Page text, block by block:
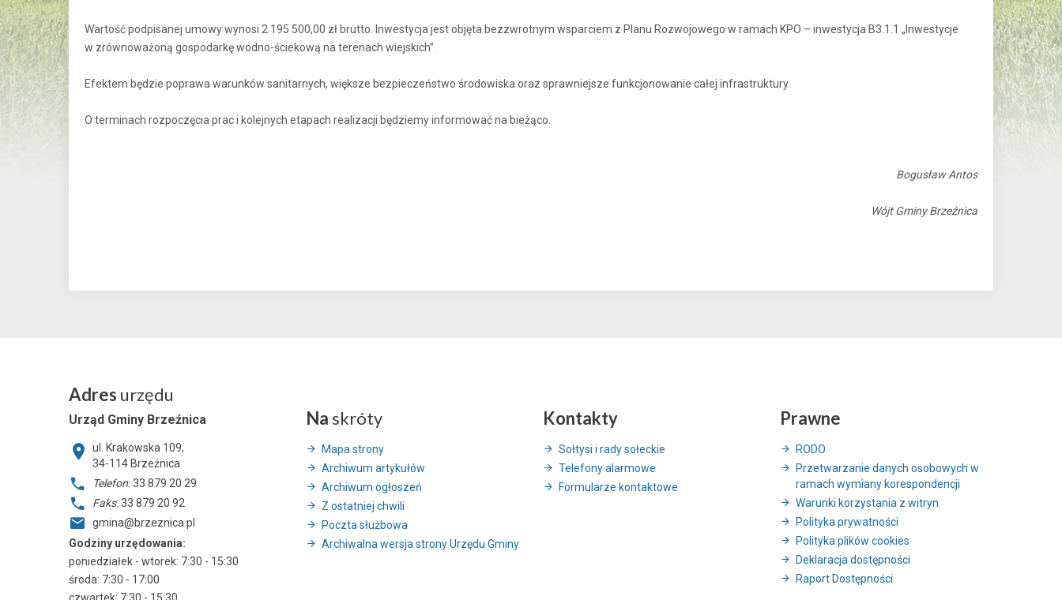
Wartość podpisanej umowy wynosi 2 195 500,00 zł brutto. Inwestycja jest objęta bezzwrotnym wsparciem z Planu Rozwojowego w ramach KPO – inwestycja B3.1.1 „Inwestycje
w zrównoważoną gospodarkę wodno-ściekową na terenach wiejskich”.
Efektem będzie poprawa warunków sanitarnych, większe bezpieczeństwo środowiska oraz sprawniejsze funkcjonowanie całej infrastruktury.
O terminach rozpoczęcia prac i kolejnych etapach realizacji będziemy informować na bieżąco.
Bogusław Antos
Wójt Gminy Brzeźnica
Adres urzędu
Urząd Gminy Brzeźnica
ul. Krakowska 109,
34-114 Brzeźnica
Telefon: 33 879 20 29
Faks: 33 879 20 92
gmina@brzeznica.pl
Godziny urzędowania:
poniedziałek - wtorek: 7:30 - 15:30
środa: 7:30 - 17:00
Na skróty
Mapa strony
Archiwum artykułów
Archiwum ogłoszeń
Z ostatniej chwili
Poczta służbowa
Archiwalna wersja strony Urzędu Gminy
Kontakty
Sołtysi i rady sołeckie
Telefony alarmowe
Formularze kontaktowe
Prawne
RODO
Przetwarzanie danych osobowych w
ramach wymiany korespondencji
Warunki korzystania z witryn
Polityka prywatności
Polityka plików cookies
Deklaracja dostępności
Raport Dostępności